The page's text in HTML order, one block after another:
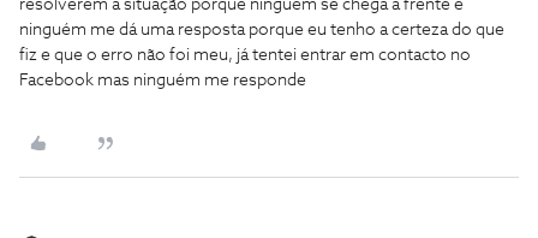
resolverem a situação porque ninguém se chega a frente e
ninguém me dá uma resposta porque eu tenho a certeza do que
fiz e que o erro não foi meu, já tentei entrar em contacto no
Facebook mas ninguém me responde